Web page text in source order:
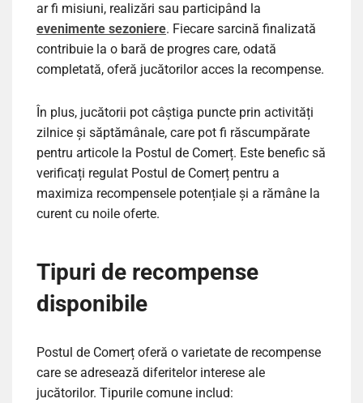
ar fi misiuni, realizări sau participând la
evenimente sezoniere. Fiecare sarcină finalizată
contribuie la o bară de progres care, odată
completată, oferă jucătorilor acces la recompense.
În plus, jucătorii pot câștiga puncte prin activități
zilnice și săptămânale, care pot fi răscumpărate
pentru articole la Postul de Comerț. Este benefic să
verificați regulat Postul de Comerț pentru a
maximiza recompensele potențiale și a rămâne la
curent cu noile oferte.
Tipuri de recompense
disponibile
Postul de Comerț oferă o varietate de recompense
care se adresează diferitelor interese ale
jucătorilor. Tipurile comune includ: